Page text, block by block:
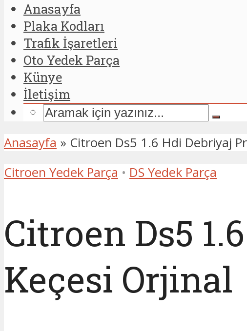
Anasayfa
Plaka Kodları
Trafik İşaretleri
Oto Yedek Parça
Künye
İletişim
Anasayfa » Citroen Ds5 1.6 Hdi Debriyaj
Citroen Yedek Parça • DS Yedek Parça
Citroen Ds5
Keçesi Orjinal